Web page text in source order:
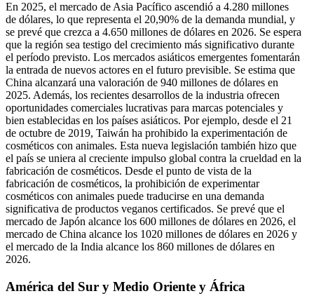
En 2025, el mercado de Asia Pacífico ascendió a 4.280 millones
de dólares, lo que representa el 20,90% de la demanda mundial, y
se prevé que crezca a 4.650 millones de dólares en 2026. Se espera
que la región sea testigo del crecimiento más significativo durante
el período previsto. Los mercados asiáticos emergentes fomentarán
la entrada de nuevos actores en el futuro previsible. Se estima que
China alcanzará una valoración de 940 millones de dólares en
2025. Además, los recientes desarrollos de la industria ofrecen
oportunidades comerciales lucrativas para marcas potenciales y
bien establecidas en los países asiáticos. Por ejemplo, desde el 21
de octubre de 2019, Taiwán ha prohibido la experimentación de
cosméticos con animales. Esta nueva legislación también hizo que
el país se uniera al creciente impulso global contra la crueldad en la
fabricación de cosméticos. Desde el punto de vista de la
fabricación de cosméticos, la prohibición de experimentar
cosméticos con animales puede traducirse en una demanda
significativa de productos veganos certificados. Se prevé que el
mercado de Japón alcance los 600 millones de dólares en 2026, el
mercado de China alcance los 1020 millones de dólares en 2026 y
el mercado de la India alcance los 860 millones de dólares en
2026.
América del Sur y Medio Oriente y África